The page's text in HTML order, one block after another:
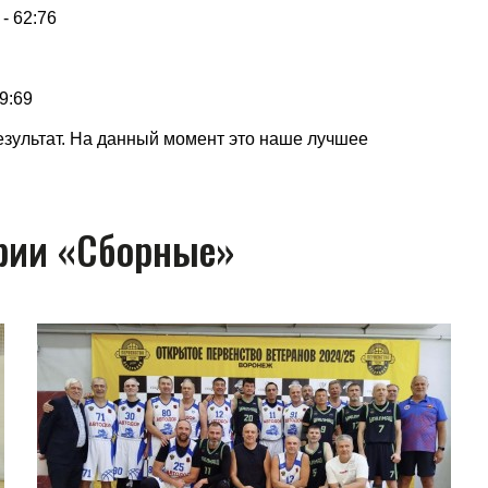
62:76
На данный момент это наше лучшее
«Сборные»